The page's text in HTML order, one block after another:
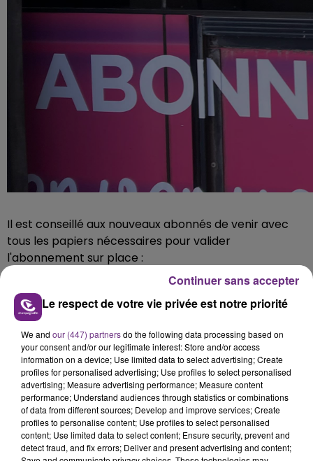
Il est conseillé aux nouveaux abonnés de venir avec
tous les papiers nécessaires pour valider
l'abonnement sur place :
Photo d'identité,
Certificat de scolarité (étudiant)
Relevé d'identité Bancaire (prélèvement)
Pour les abonnés disposant déjà d'unecarte grand R
est également possible de la recharger à bord du
KIF'Bus(avec un léger délais de traitement). Les
nouveaux abonnés, eux, recevront leur cartepar voie
postale.
Le respect de votre vie privée est notre priorité
We and our (447) partnersdo the following data processing based on
your consent and/or our legitimate interest: Store and/or access
information on a device; Use limited data to select advertising; Create
profiles for personalised advertising; Use profiles to select personalised
advertising; Measure advertising performance; Measure content
performance; Understand audiences through statistics or combinations
of data from different sources; Develop and improve services; Create
profiles to personalise content; Use profiles to select personalised
content; Use limited data to select content; Ensure security, prevent and
detect fraud, and fix errors; Deliver and present advertising and content;
Continuer sans accepter